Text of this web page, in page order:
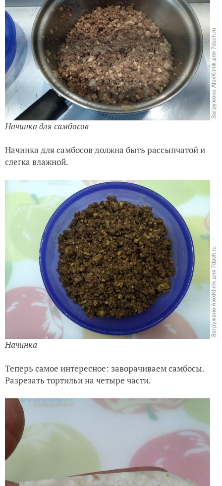
Начинка для самбосов
Начинка для самбосов должна быть рассыпчатой и
слегка влажной.
Начинка
Теперь самое интересное: заворачиваем самбосы.
Разрезать тортильи на четыре части.